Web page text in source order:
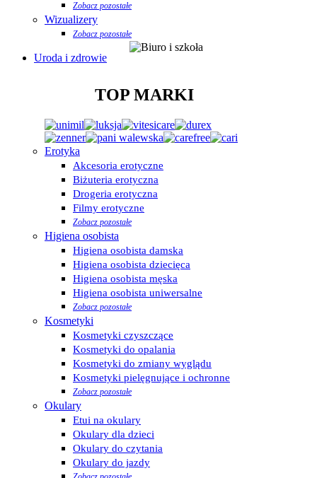
Zobacz pozostałe
Wizualizery
Zobacz pozostałe
Uroda i zdrowie
TOP MARKI
Erotyka
Akcesoria erotyczne
Biżuteria erotyczna
Drogeria erotyczna
Filmy erotyczne
Zobacz pozostałe
Higiena osobista
Higiena osobista damska
Higiena osobista dziecięca
Higiena osobista męska
Higiena osobista uniwersalne
Zobacz pozostałe
Kosmetyki
Kosmetyki czyszczące
Kosmetyki do opalania
Kosmetyki do zmiany wyglądu
Kosmetyki pielęgnujące i ochronne
Zobacz pozostałe
Okulary
Etui na okulary
Okulary dla dzieci
Okulary do czytania
Okulary do jazdy